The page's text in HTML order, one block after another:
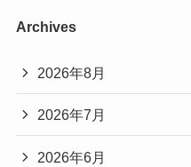
Archives
2026年8月
2026年7月
2026年6月